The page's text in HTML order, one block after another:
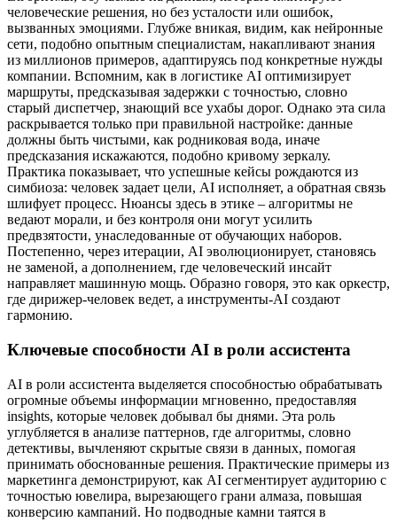
человеческие решения, но без усталости или ошибок,
вызванных эмоциями. Глубже вникая, видим, как нейронные
сети, подобно опытным специалистам, накапливают знания
из миллионов примеров, адаптируясь под конкретные нужды
компании. Вспомним, как в логистике AI оптимизирует
маршруты, предсказывая задержки с точностью, словно
старый диспетчер, знающий все ухабы дорог. Однако эта сила
раскрывается только при правильной настройке: данные
должны быть чистыми, как родниковая вода, иначе
предсказания искажаются, подобно кривому зеркалу.
Практика показывает, что успешные кейсы рождаются из
симбиоза: человек задает цели, AI исполняет, а обратная связь
шлифует процесс. Нюансы здесь в этике – алгоритмы не
ведают морали, и без контроля они могут усилить
предвзятости, унаследованные от обучающих наборов.
Постепенно, через итерации, AI эволюционирует, становясь
не заменой, а дополнением, где человеческий инсайт
направляет машинную мощь. Образно говоря, это как оркестр,
где дирижер-человек ведет, а инструменты-AI создают
гармонию.
Ключевые способности AI в роли ассистента
AI в роли ассистента выделяется способностью обрабатывать
огромные объемы информации мгновенно, предоставляя
insights, которые человек добывал бы днями. Эта роль
углубляется в анализе паттернов, где алгоритмы, словно
детективы, вычленяют скрытые связи в данных, помогая
принимать обоснованные решения. Практические примеры из
маркетинга демонстрируют, как AI сегментирует аудиторию с
точностью ювелира, вырезающего грани алмаза, повышая
конверсию кампаний. Но подводные камни таятся в